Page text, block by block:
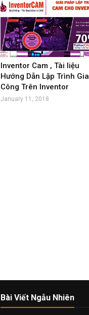
Inventor Cam , Tài liệu
Hướng Dẫn Lập Trình Gia
Công Trên Inventor
January 11, 2018
Bài Viết Ngẫu Nhiên